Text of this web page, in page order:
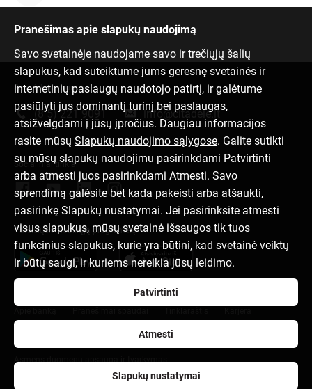
Pranešimas apie slapukų naudojimą
Savo svetainėje naudojame savo ir trečiųjų šalių
slapukus, kad suteiktume jums geresnę svetainės ir
internetinių paslaugų naudotojo patirtį, ir galėtume
pasiūlyti jus dominantį turinį bei paslaugas,
atsižvelgdami į jūsų įpročius. Daugiau informacijos
rasite mūsų Slapukų naudojimo sąlygose. Galite sutikti
su mūsų slapukų naudojimu pasirinkdami Patvirtinti
arba atmesti juos pasirinkdami Atmesti. Savo
sprendimą galėsite bet kada pakeisti arba atšaukti,
pasirinkę Slapukų nustatymai. Jei pasirinksite atmesti
visus slapukus, mūsų svetainė išsaugos tik tuos
funkcinius slapukus, kurie yra būtini, kad svetainė veiktų
ir būtų saugi, ir kuriems nereikia jūsų leidimo.
Patvirtinti
Atmesti
Slapukų nustatymai
Susisiek su mumis
(8 5) 221 9091 info@citadele.lt
Socialiniai tinklai
Parsisiųsk mobiliąją programėlę
Slapukų nuostatos
Developers Portal (PSD2)